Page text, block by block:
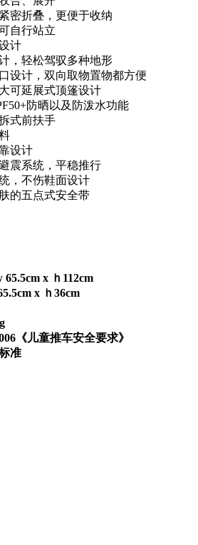
密折叠，更便于收纳
自行站立
计
，轻松驾驭多种地形
设计，双向取物置物都方便
可延展式顶篷设计
防晒以及防泼水功能
式前扶手
设计
震系统，平稳推行
，不伤鞋面设计
的五点式安全带
x ｈ112cm
x ｈ36cm
《儿童推车安全要求》
准